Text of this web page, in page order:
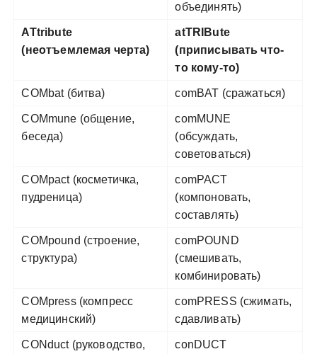
объединять)
ATtribute
(неотъемлемая черта)
atTRIBute
(приписывать что-
то кому-то)
COMbat (битва) comBAT (сражаться)
COMmune (общение,
беседа)
comMUNE
(обсуждать,
советоваться)
COMpact (косметичка,
пудреница)
comPACT
(компоновать,
составлять)
COMpound (строение,
структура)
comPOUND
(смешивать,
комбинировать)
COMpress (компресс
медицинский)
comPRESS (сжимать,
сдавливать)
CONduct (руководство,
conDUCT